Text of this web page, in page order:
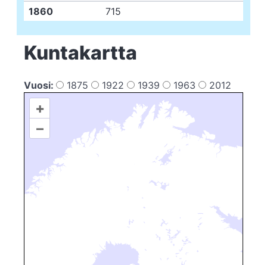
1860
715
Kuntakartta
Vuosi: 1875 1922 1939 1963 2012
+
–